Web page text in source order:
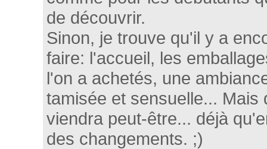
de découvrir.
Sinon, je trouve qu'il y a
faire: l'accueil, les
l'on a achetés, une
tamisée et sensuelle... Mais
viendra peut-être... déjà
des changements. ;)